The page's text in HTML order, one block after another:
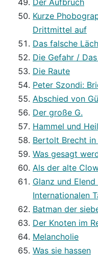
Der Aufbruch
Kurze
Drittmittel auf
Das falsche
Die Gefahr /
Die Raute
Peter Szondi:
Abschied von
Der große G.
Hammel und
Bertolt Brecht
Was gesagt
Als der alte
Glanz und
Internationalen
Batman der
Der Knoten im
Melancholie
Was sie hassen